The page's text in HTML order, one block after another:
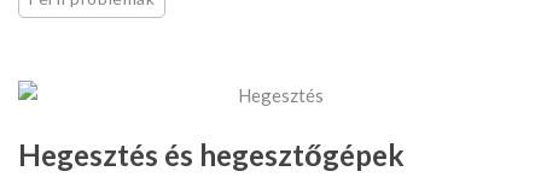
Hegesztés és hegesztőgépek